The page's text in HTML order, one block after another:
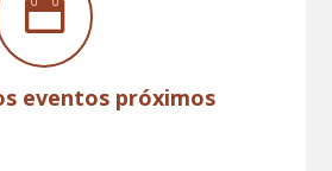
eventos próximos